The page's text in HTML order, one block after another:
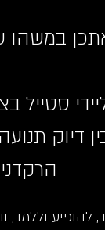
סטייל
דיוק
להופיע